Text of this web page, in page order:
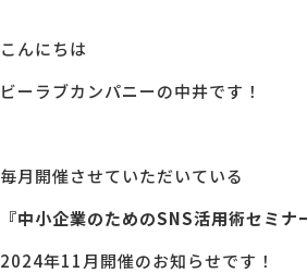
最新ブログ
アクセス
こんにちは
ビーラブカンパニーの中井です！
毎月開催させていただいている
『中小企業のためのSNS活用術セミナ
2024年11月開催のお知らせです！